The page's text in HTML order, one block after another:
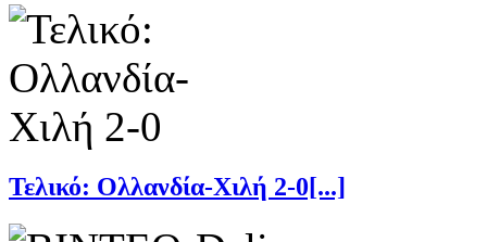
Τελικό: Ολλανδία-Χιλή 2-0[...]